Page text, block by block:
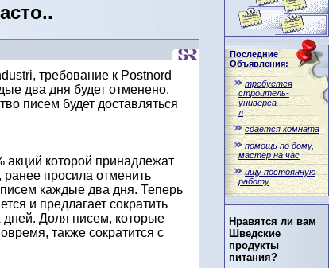
Последние
Объявления:
требуется
строитель-
универса
л
сдается комната
помощь по дому,
мастер на час
ищу постоянную
работу
Нравятся ли вам
Шведские
продукты
питания?
требование к Postnord
два дня будет отменено.
писем будет доставляться
акций которой принадлежат
ранее просила отменить
каждые два дня. Теперь
и предлагает сократить
дней. Доля писем, которые
также сократится с